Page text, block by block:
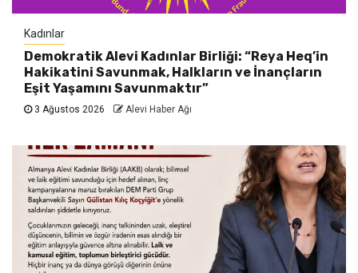
Kadınlar
Demokratik Alevi Kadınlar Birliği: “Reya Heq’in
Hakikatini Savunmak, Halkların ve İnançların
Eşit Yaşamını Savunmaktır”
3 Ağustos 2026 Alevi Haber Ağı